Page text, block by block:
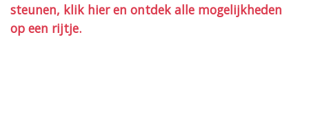
steunen, klik hier en ontdek alle mogelijkheden
op een rijtje.